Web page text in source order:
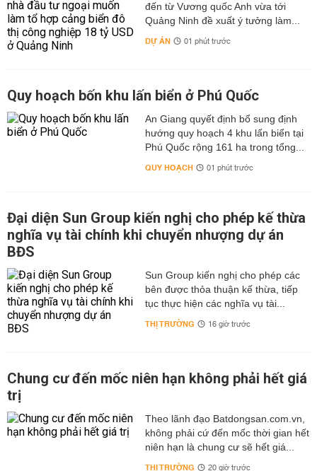
đến từ Vương quốc Anh vừa tới
Quảng Ninh đề xuất ý tưởng làm...
DỰ ÁN 01 phút trước
Quy hoạch bốn khu lấn biển ở Phú Quốc
An Giang quyết định bổ sung định
hướng quy hoạch 4 khu lấn biển tại
Phú Quốc rộng 161 ha trong tổng...
QUY HOẠCH 01 phút trước
Đại diện Sun Group kiến nghị cho phép kế thừa
nghĩa vụ tài chính khi chuyển nhượng dự án
BĐS
Sun Group kiến nghị cho phép các
bên được thỏa thuận kế thừa, tiếp
tục thực hiện các nghĩa vụ tài...
THỊ TRƯỜNG 16 giờ trước
Chung cư đến mốc niên hạn không phải hết giá
trị
Theo lãnh đạo Batdongsan.com.vn,
không phải cứ đến mốc thời gian hết
niên hạn là chung cư sẽ hết giá...
THỊ TRƯỜNG 20 giờ trước